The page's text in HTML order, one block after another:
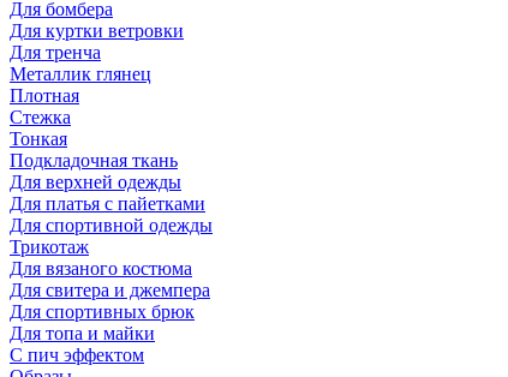
Для бомбера
Для куртки ветровки
Для тренча
Металлик глянец
Плотная
Стежка
Тонкая
Подкладочная ткань
Для верхней одежды
Для платья с пайетками
Для спортивной одежды
Трикотаж
Для вязаного костюма
Для свитера и джемпера
Для спортивных брюк
Для топа и майки
С пич эффектом